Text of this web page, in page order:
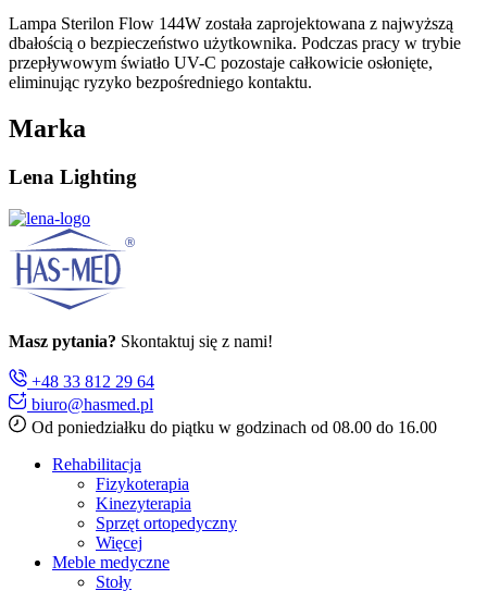
Lampa Sterilon Flow 144W została zaprojektowana z najwyższą
dbałością o bezpieczeństwo użytkownika. Podczas pracy w trybie
przepływowym światło UV-C pozostaje całkowicie osłonięte,
eliminując ryzyko bezpośredniego kontaktu.
Marka
Lena Lighting
Masz pytania? Skontaktuj się z nami!
+48 33 812 29 64
biuro@hasmed.pl
Od poniedziałku do piątku w godzinach od 08.00 do 16.00
Rehabilitacja
Fizykoterapia
Kinezyterapia
Sprzęt ortopedyczny
Więcej
Meble medyczne
Stoły